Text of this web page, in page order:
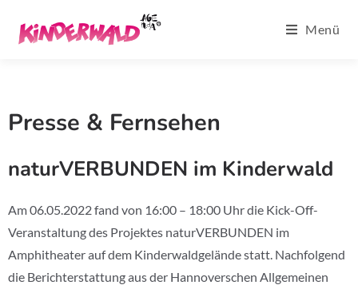
Menü
Presse & Fernsehen
naturVERBUNDEN im Kinderwald
Am 06.05.2022 fand von 16:00 – 18:00 Uhr die Kick-Off-
Veranstaltung des Projektes naturVERBUNDEN im
Amphitheater auf dem Kinderwaldgelände statt. Nachfolgend
die Berichterstattung aus der Hannoverschen Allgemeinen